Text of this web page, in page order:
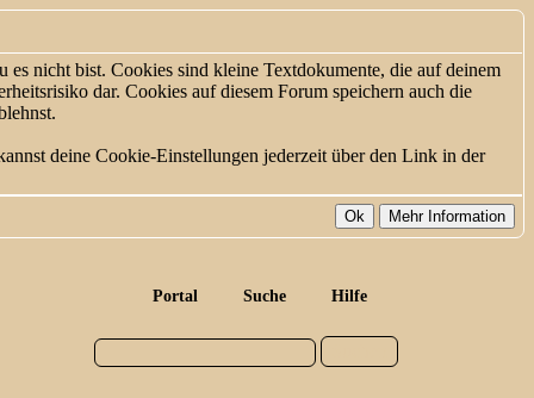
nicht bist. Cookies sind kleine Textdokumente, die auf deinem
dar. Cookies auf diesem Forum speichern auch die
deine Cookie-Einstellungen jederzeit über den Link in der
Portal Suche Hilfe